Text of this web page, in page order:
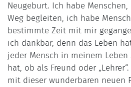
Neugeburt. Ich habe
Weg begleiten, ich habe
bestimmte Zeit mit mir
ich dankbar, denn das Leben
jeder Mensch in meinem
hat, ob als Freund oder
mit dieser wunderbaren neuen